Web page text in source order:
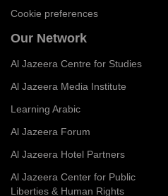
Cookie preferences
Our Network
Al Jazeera Centre for Studies
Al Jazeera Media Institute
Learning Arabic
Al Jazeera Forum
Al Jazeera Hotel Partners
Al Jazeera Center for Public
Liberties & Human Rights